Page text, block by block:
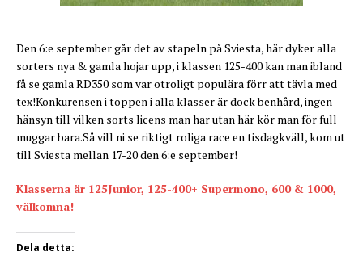
Den 6:e september går det av stapeln på Sviesta, här dyker alla
sorters nya & gamla hojar upp, i klassen 125-400 kan man ibland
få se gamla RD350 som var otroligt populära förr att tävla med
tex!Konkurensen i toppen i alla klasser är dock benhård, ingen
hänsyn till vilken sorts licens man har utan här kör man för full
muggar bara.Så vill ni se riktigt roliga race en tisdagkväll, kom ut
till Sviesta mellan 17-20 den 6:e september!
Klasserna är 125Junior, 125-400+ Supermono, 600 & 1000,
välkomna!
Dela detta: